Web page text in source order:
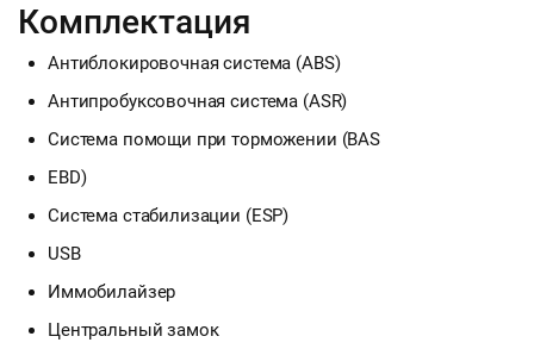
Комплектация
Антиблокировочная система (ABS)
Антипробуксовочная система (ASR)
Система помощи при торможении (BAS
EBD)
Система стабилизации (ESP)
USB
Иммобилайзер
Центральный замок